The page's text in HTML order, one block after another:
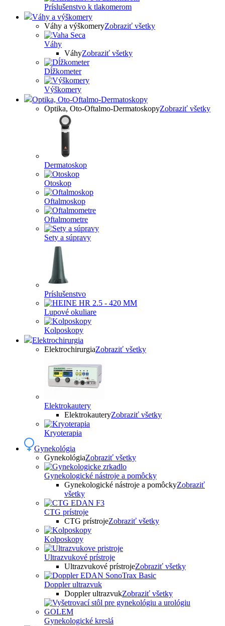
Príslušenstvo k tlakomerom
Váhy a výškomery
Váhy a výškomeryZobraziť všetky
Váhy
VáhyZobraziť všetky
Dĺžkometer
Výškomery
Optika, Oto-Oftalmo-Dermatoskopy
Optika, Oto-Oftalmo-DermatoskopyZobraziť všetky
Dermatoskop
Otoskop
Oftalmoskop
Oftalmometre
Sety a súpravy
Príslušenstvo
Lupové okuliare
Kolposkopy
Elektrochirurgia
ElektrochirurgiaZobraziť všetky
Elektrokautery
ElektrokauteryZobraziť všetky
Kryoterapia
Gynekológia
GynekológiaZobraziť všetky
Gynekologické nástroje a pomôcky
Gynekologické nástroje a pomôckyZobraziť
všetky
CTG prístroje
CTG prístrojeZobraziť všetky
Kolposkopy
Ultrazvukové prístroje
Ultrazvukové prístrojeZobraziť všetky
Doppler ultrazvuk
Doppler ultrazvukZobraziť všetky
Gynekologické kreslá